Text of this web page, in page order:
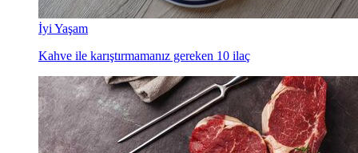
İyi Yaşam
Kahve ile karıştırmamanız gereken 10 ilaç